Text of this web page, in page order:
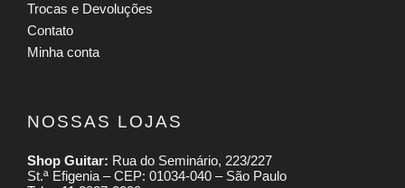
Trocas e Devoluções
Contato
Minha conta
NOSSAS LOJAS
Shop Guitar: Rua do Seminário, 223/227
St.ª Efigenia – CEP: 01034-040 – São Paulo